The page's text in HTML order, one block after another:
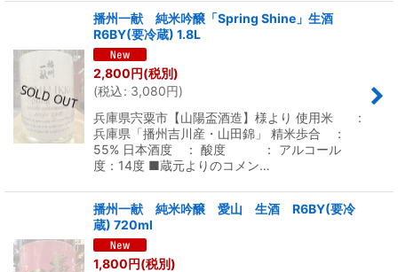
播州一献 純米吟醸「Spring Shine」生酒
R6BY(要冷蔵) 1.8L
2,800円(税別)
(税込: 3,080円)
兵庫県宍粟市【山陽盃酒造】様より 使用米 :
兵庫県「播州吉川産・山田錦」 精米歩合 ：
55% 日本酒度 ： 酸度 ： アルコール
度：14度 ■蔵元よりのコメン…
播州一献 純米吟醸 愛山 生酒 R6BY(要冷
蔵) 720ml
1,800円(税別)